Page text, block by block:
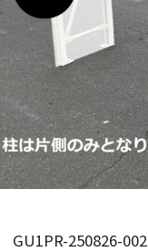
GU1PR-250826-002